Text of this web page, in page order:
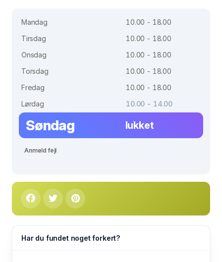
Mandag
10.00 - 18.00
Tirsdag
10.00 - 18.00
Onsdag
10.00 - 18.00
Torsdag
10.00 - 18.00
Fredag
10.00 - 18.00
Lørdag
10.00 - 14.00
Søndag lukket
Anmeld fejl
Har du fundet noget forkert?